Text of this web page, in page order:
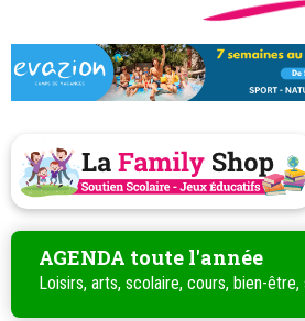
AGENDA toute l'année
Loisirs, arts, scolaire, cours, bien-être,